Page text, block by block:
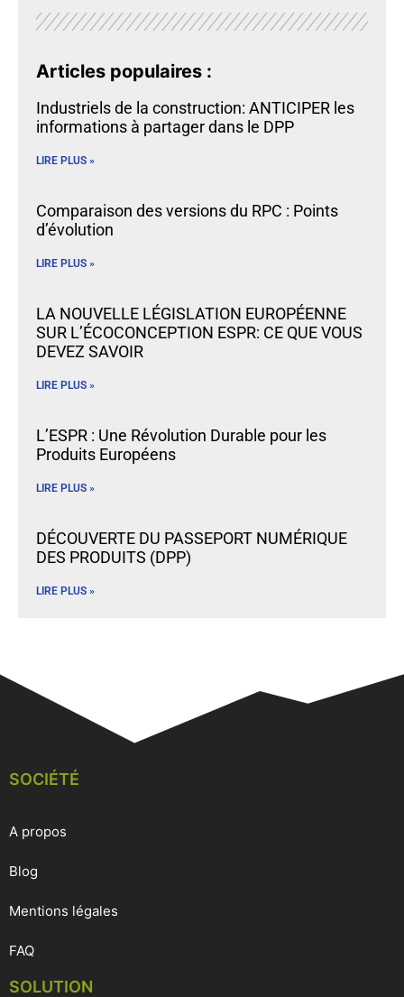
Articles populaires :
Industriels de la construction: ANTICIPER les
informations à partager dans le DPP
LIRE PLUS »
Comparaison des versions du RPC : Points
d’évolution
LIRE PLUS »
LA NOUVELLE LÉGISLATION EUROPÉENNE
SUR L’ÉCOCONCEPTION ESPR: CE QUE VOUS
DEVEZ SAVOIR
LIRE PLUS »
L’ESPR : Une Révolution Durable pour les
Produits Européens
LIRE PLUS »
DÉCOUVERTE DU PASSEPORT NUMÉRIQUE
DES PRODUITS (DPP)
LIRE PLUS »
SOCIÉTÉ
A propos
Blog
Mentions légales
FAQ
SOLUTION